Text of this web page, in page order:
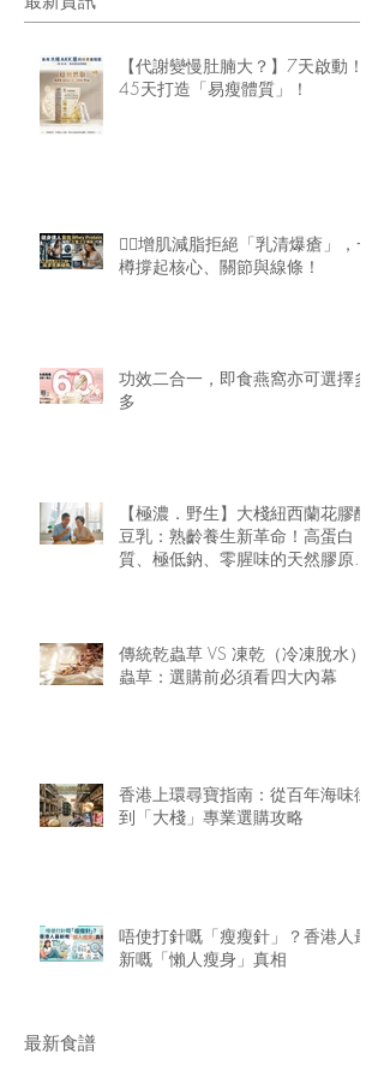
【代謝變慢肚腩大？】7天啟動！
45天打造「易瘦體質」！
🏋️‍♂️增肌減脂拒絕「乳清爆瘡」，一
樽撐起核心、關節與線條！
功效二合一，即食燕窩亦可選擇多
多
【極濃．野生】大棧紐西蘭花膠醇
豆乳：熟齡養生新革命！高蛋白
質、極低鈉、零腥味的天然膠原精
傳統乾蟲草 VS 凍乾（冷凍脫水）
蟲草：選購前必須看四大內幕
香港上環尋寶指南：從百年海味街
到「大棧」專業選購攻略
唔使打針嘅「瘦瘦針」？香港人最
新嘅「懶人瘦身」真相
最新食譜